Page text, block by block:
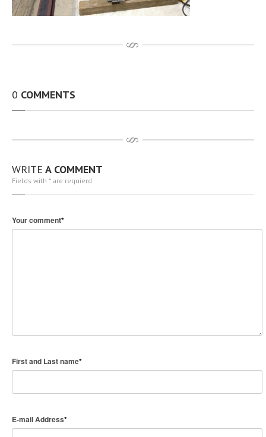
最新情報
サイトマップ
0 COMMENTS
WRITE A COMMENT
Fields with * are requierd
Your comment*
First and Last name*
E-mail Address*